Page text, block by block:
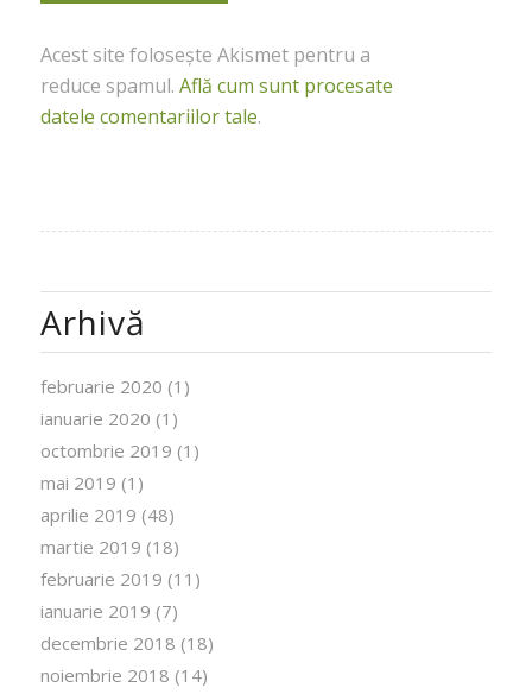
Acest site folosește Akismet pentru a
reduce spamul. Află cum sunt procesate
datele comentariilor tale.
Arhivă
februarie 2020 (1)
ianuarie 2020 (1)
octombrie 2019 (1)
mai 2019 (1)
aprilie 2019 (48)
martie 2019 (18)
februarie 2019 (11)
ianuarie 2019 (7)
decembrie 2018 (18)
noiembrie 2018 (14)